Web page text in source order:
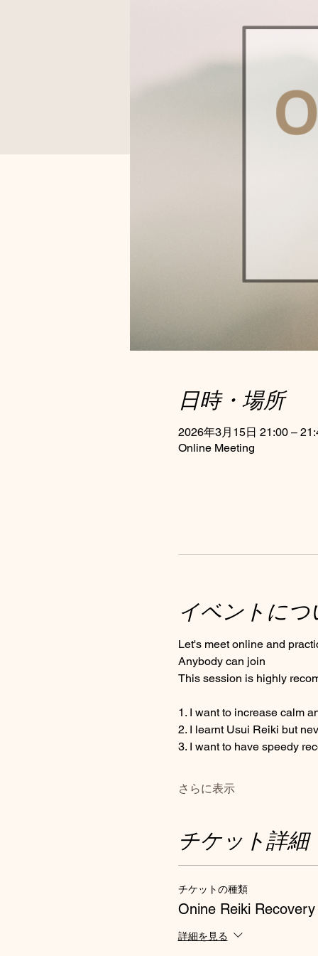
日時・場所
2026年3月15日 21:00 –
Online Meeting
イベントにつ
Let's meet online and
Anybody can join
This session is highly
1. I want to increase calm
2. I learnt Usui Reiki but
3. I want to have speedy
さらに表示
チケット詳細
チケットの種類
Onine Reiki Recovery
詳細を見る